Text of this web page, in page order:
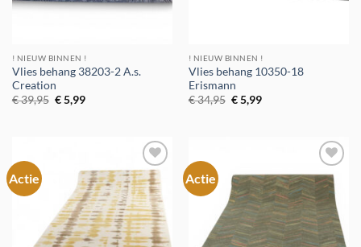
! NIEUW BINNEN !
Vlies behang 38203-2 A.s.
Creation
€39,95 Oorspronkelijke
prijs
€5,99Huidige
! NIEUW BINNEN !
Vlies behang 10350-18
Erismann
€34,95 Oorspronkelijke
prijs
€5,99Huidige
Actie
Toevoegen
aan
verlanglijst
Actie
Toevoegen
aan
verlanglijst